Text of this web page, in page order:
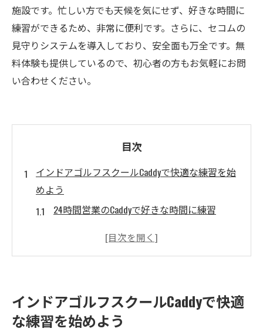
施設です。忙しい方でも天候を気にせず、好きな時間に
練習ができるため、非常に便利です。さらに、セコムの
見守りシステムを導入しており、安全面も万全です。無
料体験も提供しているので、初心者の方もお気軽にお問
い合わせください。
目次
インドアゴルフスクールCaddyで快適な練習を始
めよう
24時間営業のCaddyで好きな時間に練習
初心者でも安心！無料体験から始めるイン
厚木市鳶尾のCaddyで効率的なスキルアップ
安全面も充実！セコム見守りシステム導入
インドアゴルフスクールCaddyで快適
な練習を始めよう